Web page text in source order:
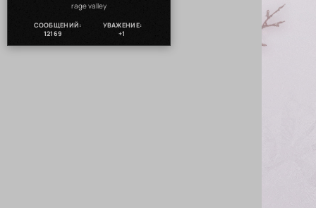
rage valley
СООБЩЕНИЙ:
12169
УВАЖЕНИЕ:
+1